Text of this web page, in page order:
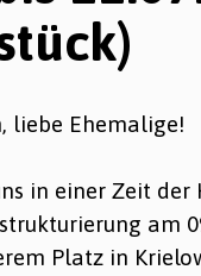
liebe Ehemalige!
in einer Zeit der
am
Platz in